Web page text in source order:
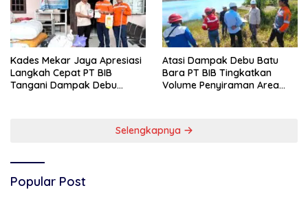
Kades Mekar Jaya Apresiasi
Langkah Cepat PT BIB
Tangani Dampak Debu
Atasi Dampak Debu Batu
Bara PT BIB Tingkatkan
Volume Penyiraman Area
Selengkapnya
Popular Post